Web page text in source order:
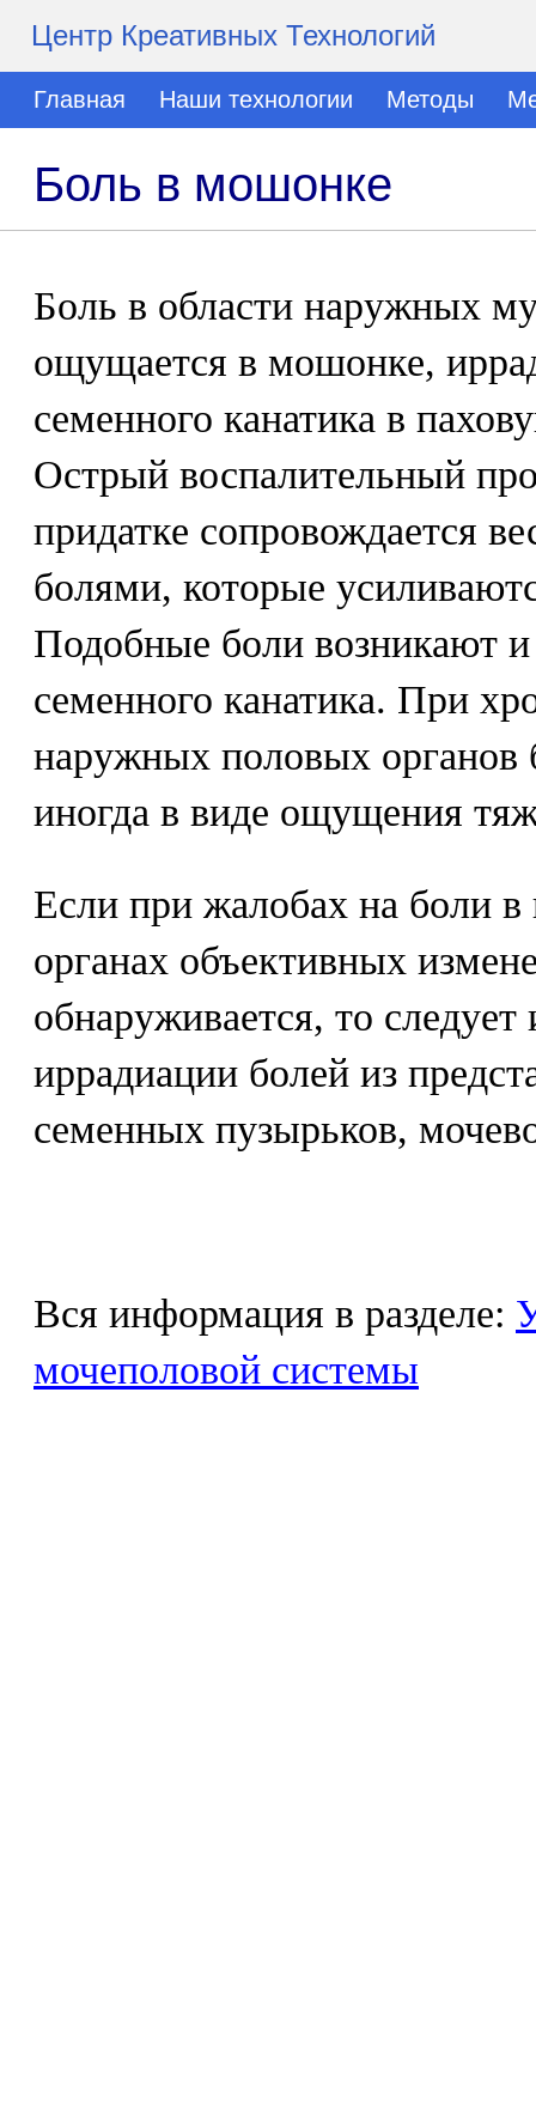
Центр Креативных Технологий
Главная Наши технологии Методы
Боль в мошонке
Боль в области наружных
ощущается в мошонке,
семенного канатика в
Острый воспалительный
придатке сопровождается
болями, которые
Подобные боли возникают
семенного канатика. При
наружных половых органов
иногда в виде ощущения
Если при жалобах на боли
органах объективных
обнаруживается, то
иррадиации болей из
семенных пузырьков,
Вся информация в разделе:
мочеполовой системы